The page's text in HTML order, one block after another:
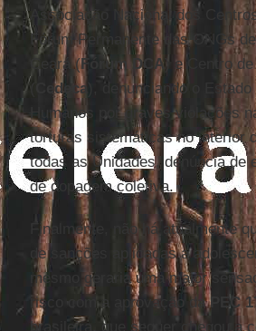
Associação Nacional dos
Fórum Permanente das ONGs
Ceará (Fórum DCA
) e Centro
(
Cedeca
), denunciando o
Humanos por graves violações
torturas sistemáticas no interior
todas as Unidades, denúncia de
de dopagem coletiva.
Finalmente, não há atualmente
de sanções aplicadas a
mesmo geraria uma maior
risco com a aprovação daPEC
brasileira, que sequer chegou a